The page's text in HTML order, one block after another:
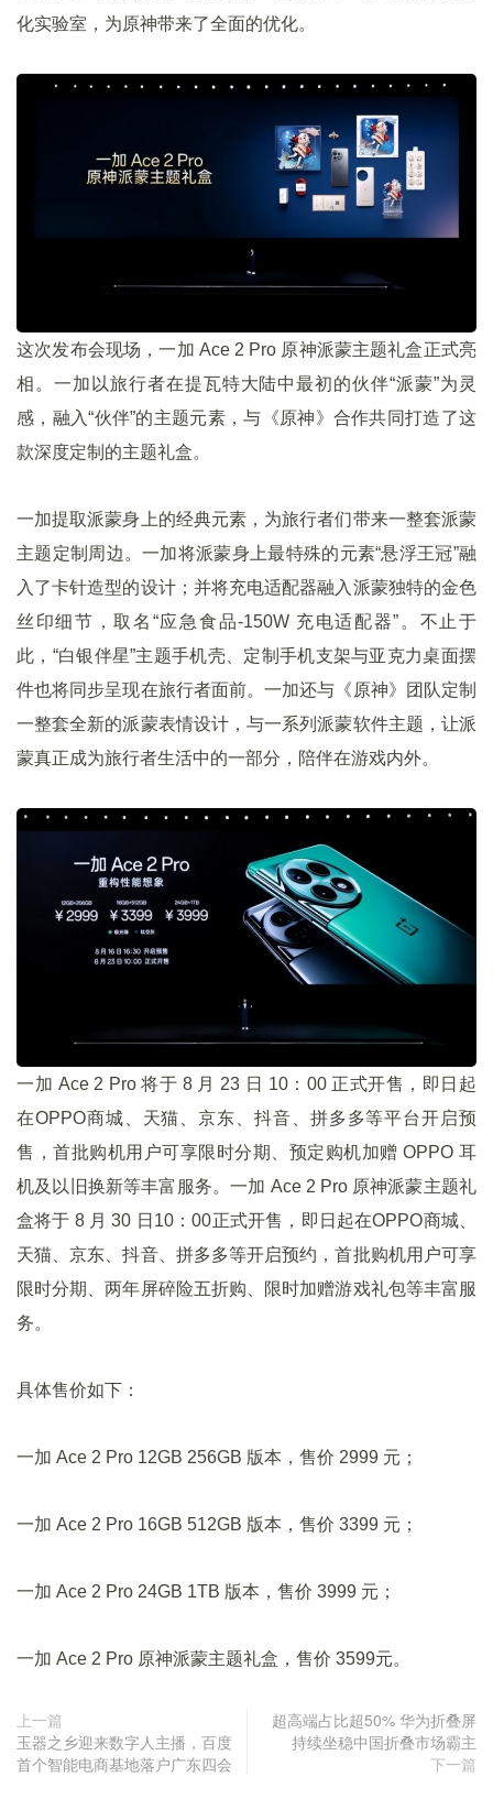
化实验室，为原神带来了全面的优化。
这次发布会现场，一加 Ace 2 Pro 原神派蒙主题礼盒正式亮
相。一加以旅行者在提瓦特大陆中最初的伙伴“派蒙”为灵
感，融入“伙伴”的主题元素，与《原神》合作共同打造了这
款深度定制的主题礼盒。
一加提取派蒙身上的经典元素，为旅行者们带来一整套派蒙
主题定制周边。一加将派蒙身上最特殊的元素“悬浮王冠”融
入了卡针造型的设计；并将充电适配器融入派蒙独特的金色
丝印细节，取名“应急食品-150W 充电适配器”。不止于
此，“白银伴星”主题手机壳、定制手机支架与亚克力桌面摆
件也将同步呈现在旅行者面前。一加还与《原神》团队定制
一整套全新的派蒙表情设计，与一系列派蒙软件主题，让派
蒙真正成为旅行者生活中的一部分，陪伴在游戏内外。
一加 Ace 2 Pro 将于 8 月 23 日 10：00 正式开售，即日起
在OPPO商城、天猫、京东、抖音、拼多多等平台开启预
售，首批购机用户可享限时分期、预定购机加赠 OPPO 耳
机及以旧换新等丰富服务。一加 Ace 2 Pro 原神派蒙主题礼
盒将于 8 月 30 日10：00正式开售，即日起在OPPO商城、
天猫、京东、抖音、拼多多等开启预约，首批购机用户可享
限时分期、两年屏碎险五折购、限时加赠游戏礼包等丰富服
务。
具体售价如下：
一加 Ace 2 Pro 12GB 256GB 版本，售价 2999 元；
一加 Ace 2 Pro 16GB 512GB 版本，售价 3399 元；
一加 Ace 2 Pro 24GB 1TB 版本，售价 3999 元；
一加 Ace 2 Pro 原神派蒙主题礼盒，售价 3599元。
上一篇
玉器之乡迎来数字人主播，百度
首个智能电商基地落户广东四会
超高端占比超50% 华为折叠屏
持续坐稳中国折叠市场霸主
下一篇